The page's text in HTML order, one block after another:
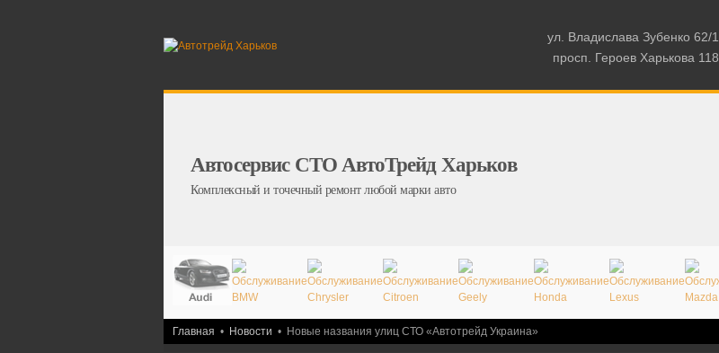
ул. Владислава Зубенко 62/1
просп. Героев Харькова 118
Автосервис СТО АвтоТрейд Харьков
Комплексный и точечный ремонт любой марки авто
Главная • Новости • Новые названия улиц СТО «Автотрейд Украина»